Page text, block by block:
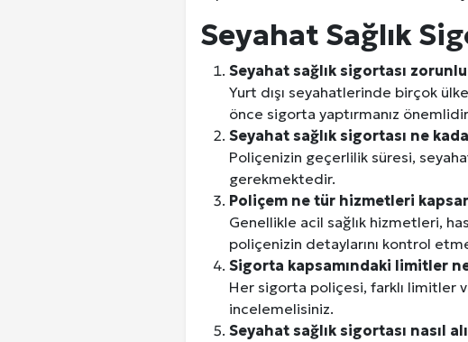
Seyahat Sağlık
Seyahat sağlık sigortası zorunlu
Yurt dışı seyahatlerinde birçok
önce sigorta yaptırmanız
Seyahat sağlık sigortası ne
Poliçenizin geçerlilik süresi,
gerekmektedir.
Poliçem ne tür hizmetleri
Genellikle acil sağlık hizmetleri,
poliçenizin detaylarını kontrol
Sigorta kapsamındaki limitler
Her sigorta poliçesi, farklı limitler
incelemelisiniz.
Seyahat sağlık sigortası nasıl
Telefonlar Tarih Mi Oluyor: Ekranlara Veda
Diyarbakır Haber ve Son Dakika